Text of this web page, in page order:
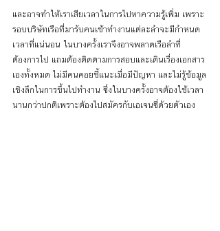
และอาจทำให้เราเสียเวลาในการไปหาความรู้เพิ่ม เพราะ
รอบบริษัทเรือที่มารับคนเข้าทำงานแต่ละลำจะมีกำหนด
เวลาที่แน่นอน ในบางครั้งเราจึงอาจพลาดเรือลำที่
ต้องการไป แถมต้องติดตามการสอบและเดินเรื่องเอกสาร
เองทั้งหมด ไม่มีคนคอยชี้แนะเมื่อมีปัญหา และไม่รู้ข้อมูล
เชิงลึกในการขึ้นไปทำงาน ซึ่งในบางครั้งอาจต้องใช้เวลา
นานกว่าปกติเพราะต้องไปสมัครกับเอเจนซี่ด้วยตัวเอง